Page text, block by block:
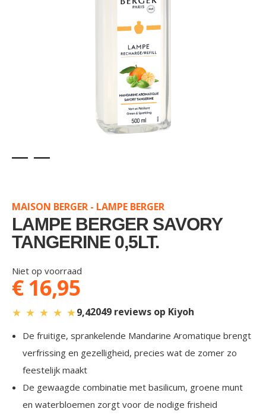
beginning
of
the
images
MAISON BERGER - LAMPE BERGER
LAMPE BERGER SAVORY
TANGERINE 0,5LT.
Niet op voorraad
€ 16,95
★ ★ ★ ★ ★9,42049 reviews op Kiyoh
De fruitige, sprankelende Mandarine Aromatique brengt
verfrissing en gezelligheid, precies wat de zomer zo
feestelijk maakt
De gewaagde combinatie met basilicum, groene munt
en waterbloemen zorgt voor de nodige frisheid